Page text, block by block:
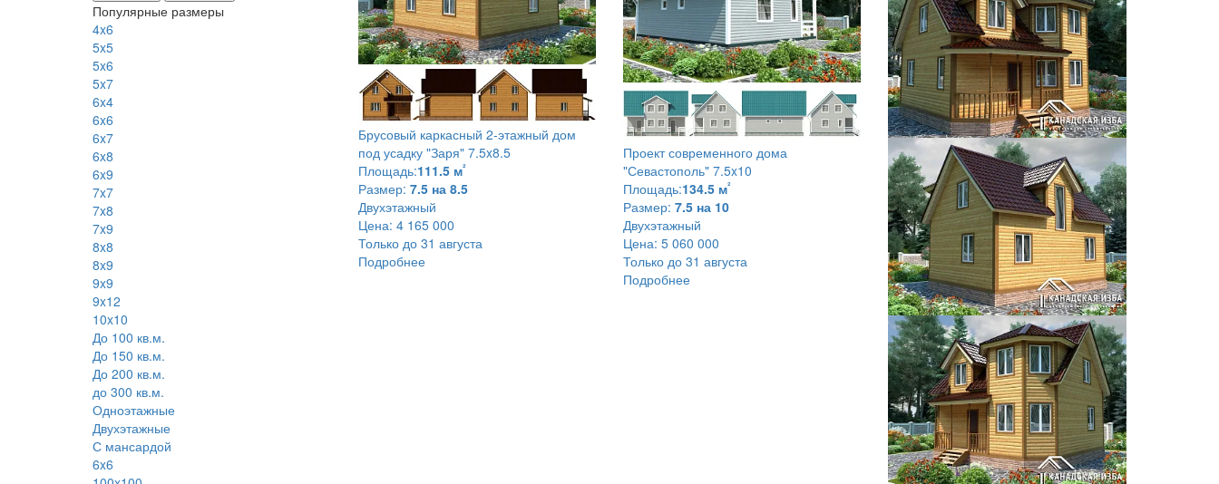
Популярные размеры
4x6
5x5
5x6
5x7
6x4
6x6
6x7
6x8
6x9
7x7
7x8
7x9
8x8
8x9
9x9
9x12
10x10
До 100 кв.м.
До 150 кв.м.
До 200 кв.м.
до 300 кв.м.
Одноэтажные
Двухэтажные
С мансардой
6x6
Брусовый каркасный 2-этажный дом
под усадку "Заря" 7.5x8.5
Площадь:111.5 м²
Размер: 7.5 на 8.5
Двухэтажный
Цена: 4 165 000
Только до 31 августа
Подробнее
Проект современного дома
"Севастополь" 7.5x10
Площадь:134.5 м²
Размер: 7.5 на 10
Двухэтажный
Цена: 5 060 000
Только до 31 августа
Подробнее